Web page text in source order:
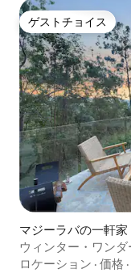
ゲストチョイス
ゲストチョイス
マジーラバの一軒家
ウィンター・ワン
台・GC
ロケーション · 価格 ·